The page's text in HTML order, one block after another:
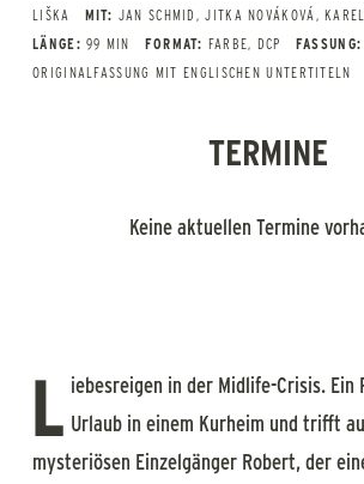
LIŠKA
MIT: JAN SCHMID, JITKA NOVÁKOVÁ,
LÄNGE: 99 MIN FORMAT: FARBE, DCP FASSUNG:
ORIGINALFASSUNG MIT ENGLISCHEN UNTERTITELN
TERMINE
Keine aktuellen Termine
L iebesreigen in der Midlife-Crisis. Ein
Urlaub in einem Kurheim und trifft
mysteriösen Einzelgänger Robert, der